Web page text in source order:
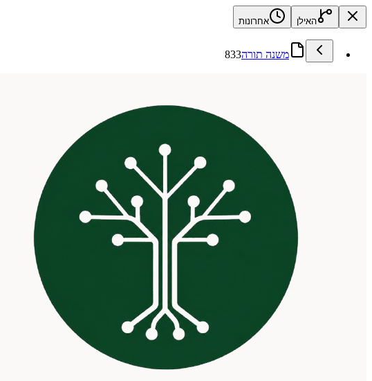
האילן אחרונות
משנה תורה833